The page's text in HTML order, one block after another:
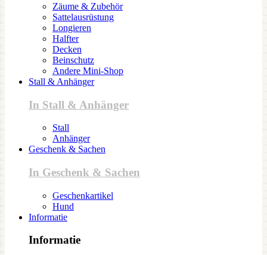
Zäume & Zubehör
Sattelausrüstung
Longieren
Halfter
Decken
Beinschutz
Andere Mini-Shop
Stall & Anhänger
In Stall & Anhänger
Stall
Anhänger
Geschenk & Sachen
In Geschenk & Sachen
Geschenkartikel
Hund
Informatie
Informatie